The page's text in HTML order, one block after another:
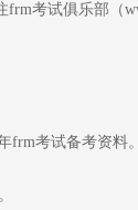
考试俱乐部（
frm考试备考资料。